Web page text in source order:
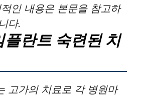
인 내용은 본문을 참고하
다.
플란트 숙련된 치
고가의 치료로 각 병원마